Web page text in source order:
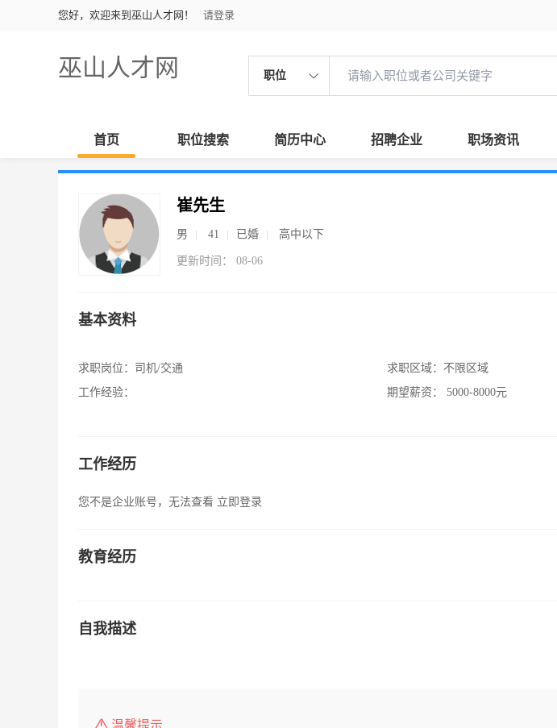
您好，欢迎来到巫山人才网！ 请登录
巫山人才网 职位
首页 职位搜索 简历中心 招聘企业 职场资讯
崔先生
男 41 已婚 高中以下
更新时间： 08-06
基本资料
求职岗位： 司机/交通
工作经验：
求职区域： 不限区域
期望薪资：
5000-8000元
工作经历
您不是企业账号，无法查看 立即登录
教育经历
自我描述
温馨提示